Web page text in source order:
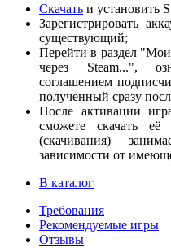
Скачать и установить
Зарегистрировать
существующий;
Перейти в раздел
через Steam...",
соглашением
полученный сразу
После активации
сможете скачать её
(скачивания)
зависимости от
В каталог
Требования
Рекомендуемые игры
Отзывы